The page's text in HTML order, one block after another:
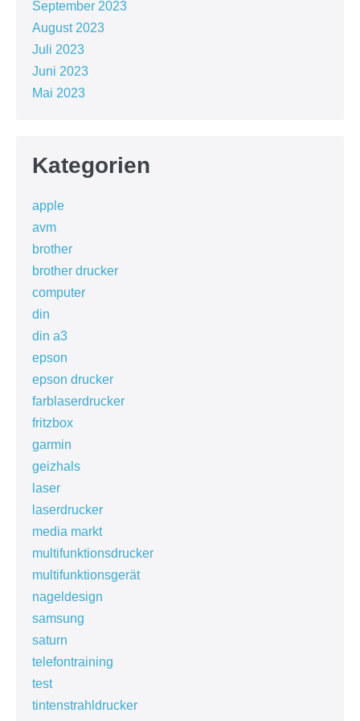
September 2023
August 2023
Juli 2023
Juni 2023
Mai 2023
Kategorien
apple
avm
brother
brother drucker
computer
din
din a3
epson
epson drucker
farblaserdrucker
fritzbox
garmin
geizhals
laser
laserdrucker
media markt
multifunktionsdrucker
multifunktionsgerät
nageldesign
samsung
saturn
telefontraining
test
tintenstrahldrucker